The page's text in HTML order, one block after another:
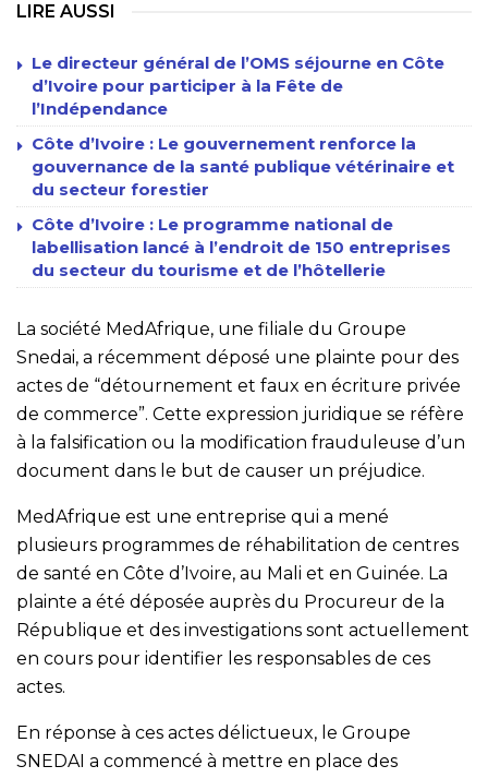
LIRE AUSSI
Le directeur général de l’OMS séjourne en Côte
d’Ivoire pour participer à la Fête de
l’Indépendance
Côte d’Ivoire : Le gouvernement renforce la
gouvernance de la santé publique vétérinaire et
du secteur forestier
Côte d’Ivoire : Le programme national de
labellisation lancé à l’endroit de 150 entreprises
du secteur du tourisme et de l’hôtellerie
La société MedAfrique, une filiale du Groupe
Snedai, a récemment déposé une plainte pour des
actes de “détournement et faux en écriture privée
de commerce”. Cette expression juridique se réfère
à la falsification ou la modification frauduleuse d’un
document dans le but de causer un préjudice.
MedAfrique est une entreprise qui a mené
plusieurs programmes de réhabilitation de centres
de santé en Côte d’Ivoire, au Mali et en Guinée. La
plainte a été déposée auprès du Procureur de la
République et des investigations sont actuellement
en cours pour identifier les responsables de ces
actes.
En réponse à ces actes délictueux, le Groupe
SNEDAI a commencé à mettre en place des